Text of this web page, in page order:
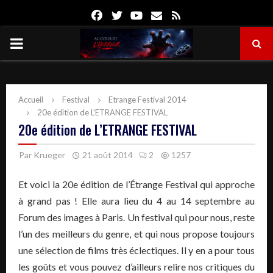
FacebookTwitterYoutube
Email
PRIMARY
Accueil Festival
Etrange Festival 2014
20e édition de L’ETRANGE FESTIVAL
20e édition de L’ETRANGE FESTIVAL
Par Krueger 21 août 2014 2 1257
Et voici la 20e édition de l’Étrange Festival qui approche
à grand pas ! Elle aura lieu du 4 au 14 septembre au
Forum des images à Paris. Un festival qui pour nous, reste
l’un des meilleurs du genre, et qui nous propose toujours
une sélection de films très éclectiques. Il y en a pour tous
les goûts et vous pouvez d’ailleurs relire nos critiques du